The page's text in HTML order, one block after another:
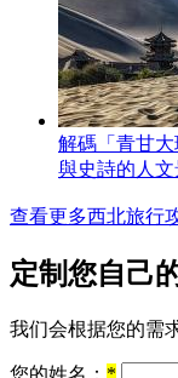
解碼「青甘
與史詩的人
查看更多西北旅行
定制您自己
我们会根据您的需
您的姓名： *